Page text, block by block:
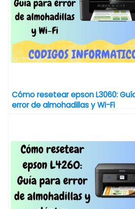
Cómo resetear epson L3060:
error de almohadillas y Wi-Fi